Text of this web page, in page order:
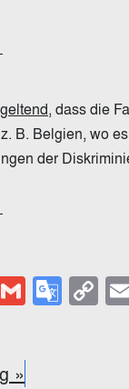
, dass die
B. Belgien, wo
der
Gmail
»